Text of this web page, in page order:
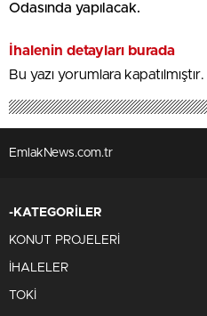
Odasında yapılacak.
İhalenin detayları burada
Bu yazı yorumlara kapatılmıştır.
EmlakNews.com.tr
-KATEGORİLER
KONUT PROJELERİ
İHALELER
TOKİ